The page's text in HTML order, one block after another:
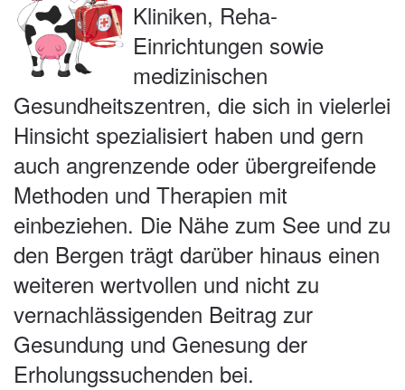
Kliniken, Reha-
Einrichtungen sowie
medizinischen
Gesundheitszentren, die sich in vielerlei
Hinsicht spezialisiert haben und gern
auch angrenzende oder übergreifende
Methoden und Therapien mit
einbeziehen. Die Nähe zum See und zu
den Bergen trägt darüber hinaus einen
weiteren wertvollen und nicht zu
vernachlässigenden Beitrag zur
Gesundung und Genesung der
Erholungssuchenden bei.